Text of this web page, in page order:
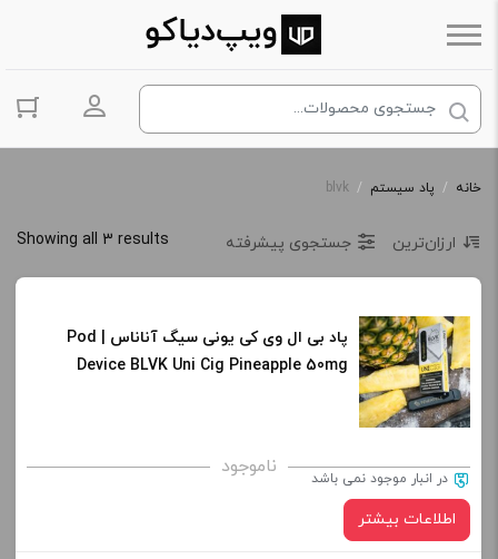
ورود به
خانه / پاد سیستم /
blvk
Showing all 3 results ارزان‌ترین جستجوی پیشرفته
پاد بی ال وی کی یونی سیگ آناناس | Pod
Device BLVK Uni Cig Pineapple 50mg
ناموجود در انبار موجود نمی باشد
اطلاعات بیشتر